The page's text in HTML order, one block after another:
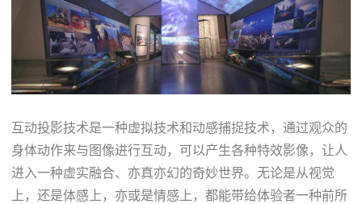
互动投影技术是一种虚拟技术和动感捕捉技术，通过观众的
身体动作来与图像进行互动，可以产生各种特效影像，让人
进入一种虚实融合、亦真亦幻的奇妙世界。无论是从视觉
上，还是体感上，亦或是情感上，都能带给体验者一种前所